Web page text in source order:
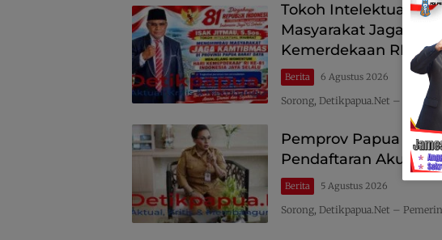
Tokoh Intelektual
Masyarakat Jaga
Kemerdekaan RI
Berita 6 Agustus 2026
Sorong, Detikpapua.Net –
Pemprov Papua
Pendaftaran Akun
Berita 5 Agustus 2026
Sorong, Detikpapua.Net –